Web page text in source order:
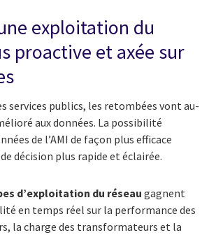
exploitation du
proactive et axée sur
services publics, les retombées vont au-
aux données. La possibilité
de l’AMI de façon plus efficace
décision plus rapide et éclairée.
d’exploitation du réseau gagnent
en temps réel sur la performance des
la charge des transformateurs et la